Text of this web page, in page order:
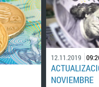
12.11.2019
NOVIEMBRE